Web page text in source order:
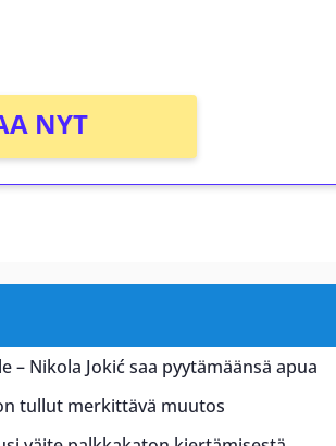
NYT
– Nikola Jokić saa pyytämäänsä apua
tullut merkittävä muutos